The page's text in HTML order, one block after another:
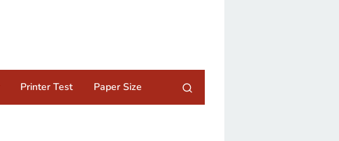
Printer Test Paper Size